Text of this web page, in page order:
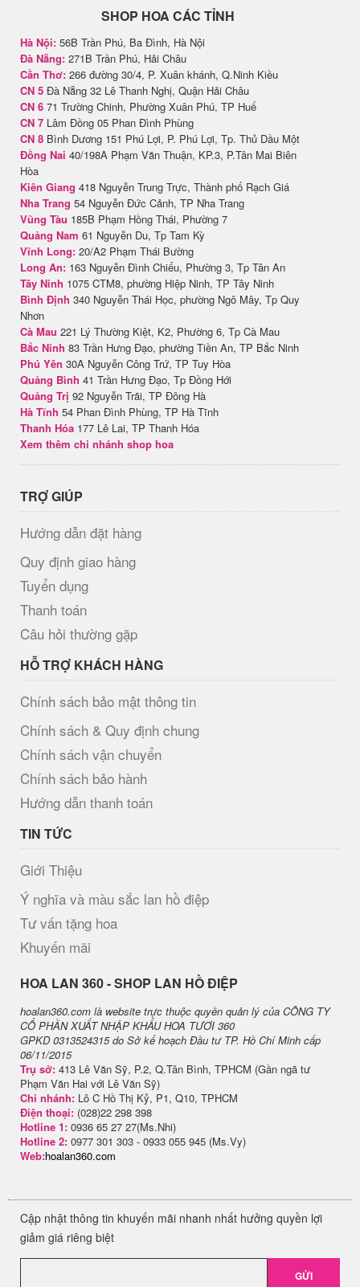
SHOP HOA CÁC TỈNH
Hà Nội: 56B Trần Phú, Ba Đình, Hà Nội
Đà Nẵng: 271B Trần Phú, Hải Châu
Cần Thơ: 266 đường 30/4, P. Xuân khánh, Q.Ninh Kiều
CN 5 Đà Nẵng 32 Lê Thanh Nghị, Quận Hải Châu
CN 6 71 Trường Chinh, Phường Xuân Phú, TP Huế
CN 7 Lâm Đồng 05 Phan Đình Phùng
CN 8 Bình Dương 151 Phú Lợi, P. Phú Lợi, Tp. Thủ Dầu Một
Đồng Nai 40/198A Phạm Văn Thuận, KP.3, P.Tân Mai Biên
Hòa
Kiên Giang 418 Nguyễn Trung Trực, Thành phố Rạch Giá
Nha Trang 54 Nguyễn Đức Cảnh, TP Nha Trang
Vũng Tàu 185B Phạm Hồng Thái, Phường 7
Quảng Nam 61 Nguyễn Du, Tp Tam Kỳ
Vĩnh Long: 20/A2 Phạm Thái Bường
Long An: 163 Nguyễn Đình Chiểu, Phường 3, Tp Tân An
Tây Ninh 1075 CTM8, phường Hiệp Ninh, TP Tây Ninh
Bình Định 340 Nguyễn Thái Học, phường Ngô Mây, Tp Quy
Nhơn
Cà Mau 221 Lý Thường Kiệt, K2, Phường 6, Tp Cà Mau
Bắc Ninh 83 Trần Hưng Đạo, phường Tiền An, TP Bắc Ninh
Phú Yên 30A Nguyễn Công Trứ, TP Tuy Hòa
Quảng Bình 41 Trần Hưng Đạo, Tp Đồng Hới
Quảng Trị 92 Nguyễn Trãi, TP Đông Hà
Hà Tĩnh 54 Phan Đình Phùng, TP Hà Tĩnh
Thanh Hóa 177 Lê Lai, TP Thanh Hóa
Xem thêm chi nhánh shop hoa
TRỢ GIÚP
Hướng dẫn đặt hàng
Quy định giao hàng
Tuyển dụng
Thanh toán
Câu hỏi thường gặp
HỖ TRỢ KHÁCH HÀNG
Chính sách bảo mật thông tin
Chính sách & Quy định chung
Chính sách vận chuyển
Chính sách bảo hành
Hướng dẫn thanh toán
TIN TỨC
Giới Thiệu
Ý nghĩa và màu sắc lan hồ điệp
Tư vấn tặng hoa
Khuyến mãi
H​OA LAN 360 - SHOP LAN HỒ ĐIỆP
hoalan360.com là website trực thuộc quyền quản lý của CÔNG TY
CỔ PHẦN XUẤT NHẬP KHẨU HOA TƯƠI 360
GPKD 0313524315 do Sở kế hoạch Đầu tư TP. Hồ Chí Minh cấp
06/11/2015
Trụ sở: 413 Lê Văn Sỹ, P.2, Q.Tân Bình, TPHCM (Gần ngã tư
Phạm Văn Hai với Lê Văn Sỹ)
Chi nhánh: Lô C Hồ Thị Kỷ, P1, Q10, TPHCM
Điện thoại: (028)22 298 398
Hotline 1: 0936 65 27 27(Ms.Nhi)
Hotline 2: 0977 301 303 - 0933 055 945 (Ms.Vy)
Web:hoalan360.com
Cập nhật thông tin khuyến mãi nhanh nhất hưởng quyền lợi
giảm giá riêng biệt
GỬI